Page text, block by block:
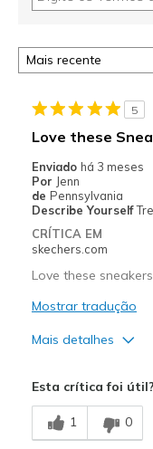
5
Love these
Enviado há 3 meses
Por Jenn
de Pennsylvania
Describe Yourself
CRÍTICA EM
skechers.com
Love these
Mostrar tradução
Mais detalhes
Breathe Well
Esta crítica foi útil?
1 0